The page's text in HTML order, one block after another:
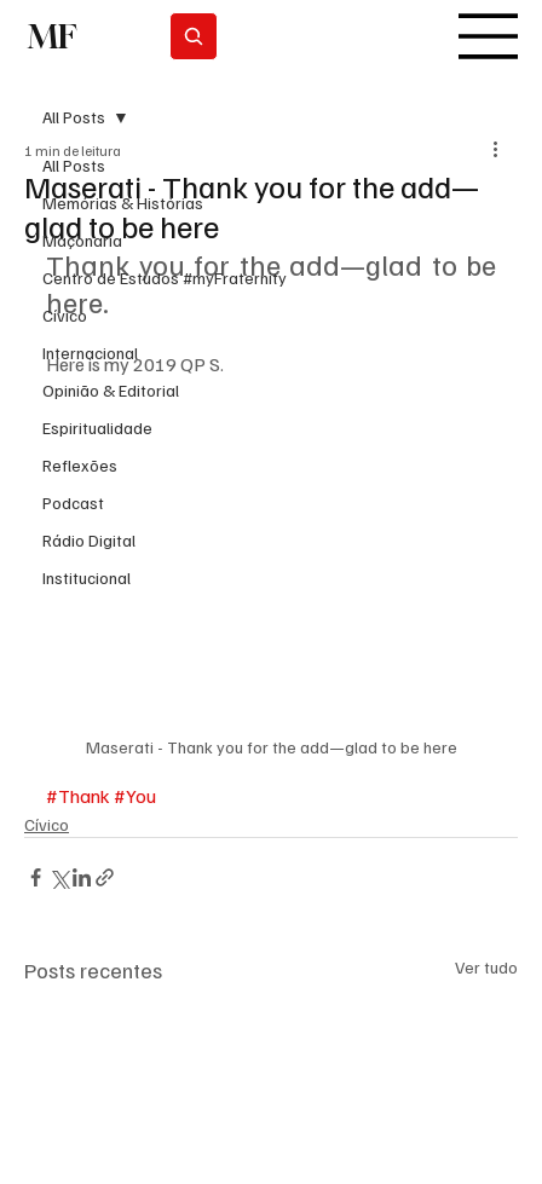
MF
All Posts
Memórias & Histórias
Maçonaria
Centro de Estudos #myFraternity
Cívico
Internacional
Opinião & Editorial
Espiritualidade
Reflexões
Podcast
Rádio Digital
Institucional
All Posts
Maserati - Thank you for the add—
glad to be here
1 min de leitura
Thank you for the add—glad to be
here.
Here is my 2019 QP S.
Maserati - Thank you for the add—glad to be here
#Thank #You
Cívico
Posts recentes Ver tudo